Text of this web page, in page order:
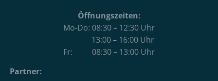
Öffnungszeiten:
Mo-Do: 08:30 – 12:30 Uhr
13:00 – 16:00 Uhr
Fr: 08:30 – 13:00 Uhr
Partner: